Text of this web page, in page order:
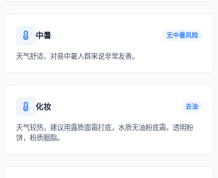
中暑 无中暑风险
天气舒适，对易中暑人群来说非常友善。
化妆 去油
天气较热，建议用露质面霜打底，水质无油粉底霜，透明粉
饼，粉质胭脂。